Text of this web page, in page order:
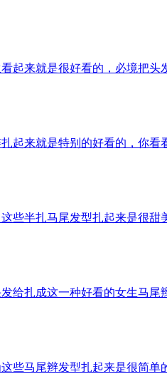
起来就是很好看的，必境把
起来就是特别的好看的，你
些半扎马尾发型扎起来是很
给扎成这一种好看的女生马
些马尾辫发型扎起来是很简